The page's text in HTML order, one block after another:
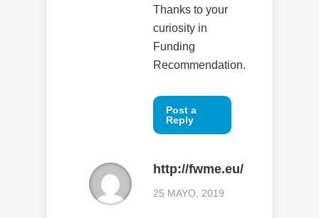
Thanks to your
curiosity in
Funding
Recommendation.
Post a
Reply
http://fwme.eu/
25 MAYO, 2019